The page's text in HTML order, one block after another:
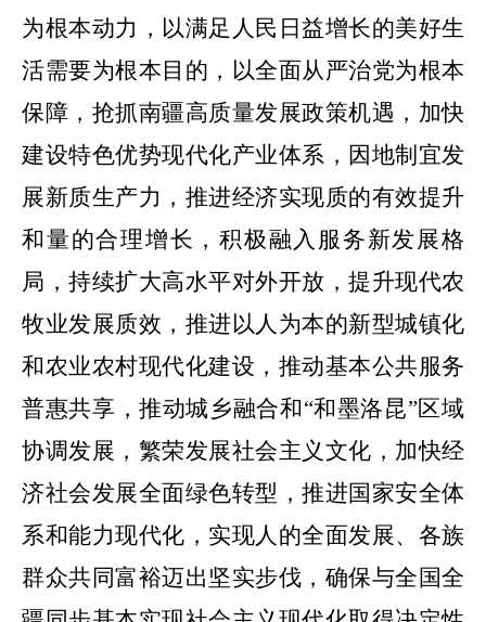
为根本动力，以满足人民日益增长的美好生
活需要为根本目的，以全面从严治党为根本
保障，抢抓南疆高质量发展政策机遇，加快
建设特色优势现代化产业体系，因地制宜发
展新质生产力，推进经济实现质的有效提升
和量的合理增长，积极融入服务新发展格
局，持续扩大高水平对外开放，提升现代农
牧业发展质效，推进以人为本的新型城镇化
和农业农村现代化建设，推动基本公共服务
普惠共享，推动城乡融合和“和墨洛昆”区域
协调发展，繁荣发展社会主义文化，加快经
济社会发展全面绿色转型，推进国家安全体
系和能力现代化，实现人的全面发展、各族
群众共同富裕迈出坚实步伐，确保与全国全